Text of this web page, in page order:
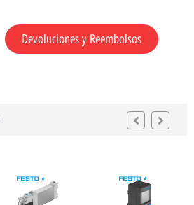
Devoluciones y Reembolsos